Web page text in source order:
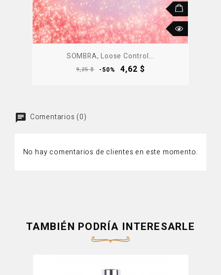
SOMBRA, Loose Control...
Precio
9,25 $ -50% Precio
4,62 $
Comentarios (0)
No hay comentarios de clientes en este momento.
TAMBIÉN PODRÍA INTERESARLE